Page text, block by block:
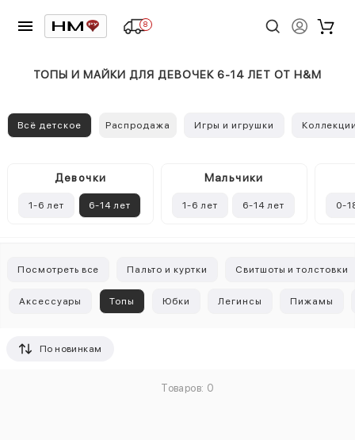
8
ТОПЫ И МАЙКИ ДЛЯ ДЕВОЧЕК 6-14 ЛЕТ ОТ H&M
Всё детское Распродажа Игры и игрушки
Девочки
1-6 лет 6-14 лет
Mальчики
1-6 лет 6-14 лет 0-
Посмотреть все Пальто и куртки Свитшоты и толстовки
Аксессуары Топы Юбки Легинсы Пижамы
По новинкам
Товаров: 0